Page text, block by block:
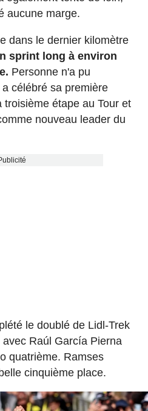
aucune marge.
dans le dernier kilomètre
sprint long à environ
Personne n'a pu
célébré sa première
étape au Tour et
nouveau leader du
le doublé de Lidl-Trek
Raúl García Pierna
quatrième. Ramses
cinquième place.